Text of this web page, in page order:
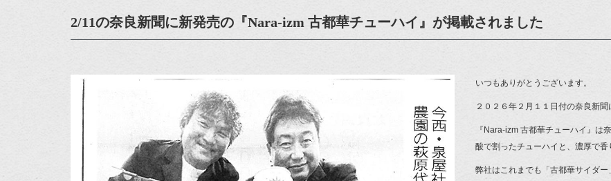
2/11の奈良新聞に新発売の『Nara-izm 古都華チューハイ』が掲載されました
いつもありがとうございます。
２０２６年２月１１日付の奈良新
『Nara-izm 古都華チューハイ』は
酸で割ったチューハイと、濃厚で香
弊社はこれまでも「古都華サイダ